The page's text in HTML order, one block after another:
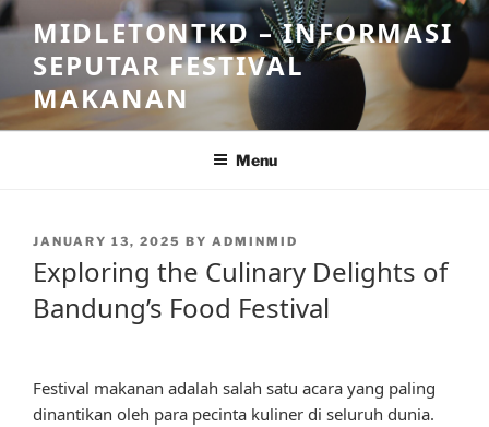
Skip
to
content
MIDLETONTKD – INFORMASI
SEPUTAR FESTIVAL
MAKANAN
Menu
POSTED
JANUARY 13, 2025 BY ADMINMID
Exploring the Culinary Delights of
Bandung’s Food Festival
Festival makanan adalah salah satu acara yang paling
dinantikan oleh para pecinta kuliner di seluruh dunia.